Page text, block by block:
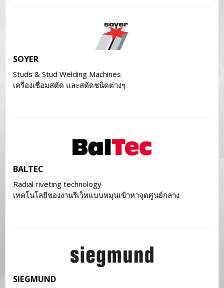
SOYER
Studs & Stud Welding Machines
เครื่องเชื่อมสตัด และสตัดชนิดต่างๆ
BALTEC
Radial riveting technology
เทคโนโลยีของงานรีเว็ทแบบหมุนเข้าหาจุดศูนย์กลาง
SIEGMUND